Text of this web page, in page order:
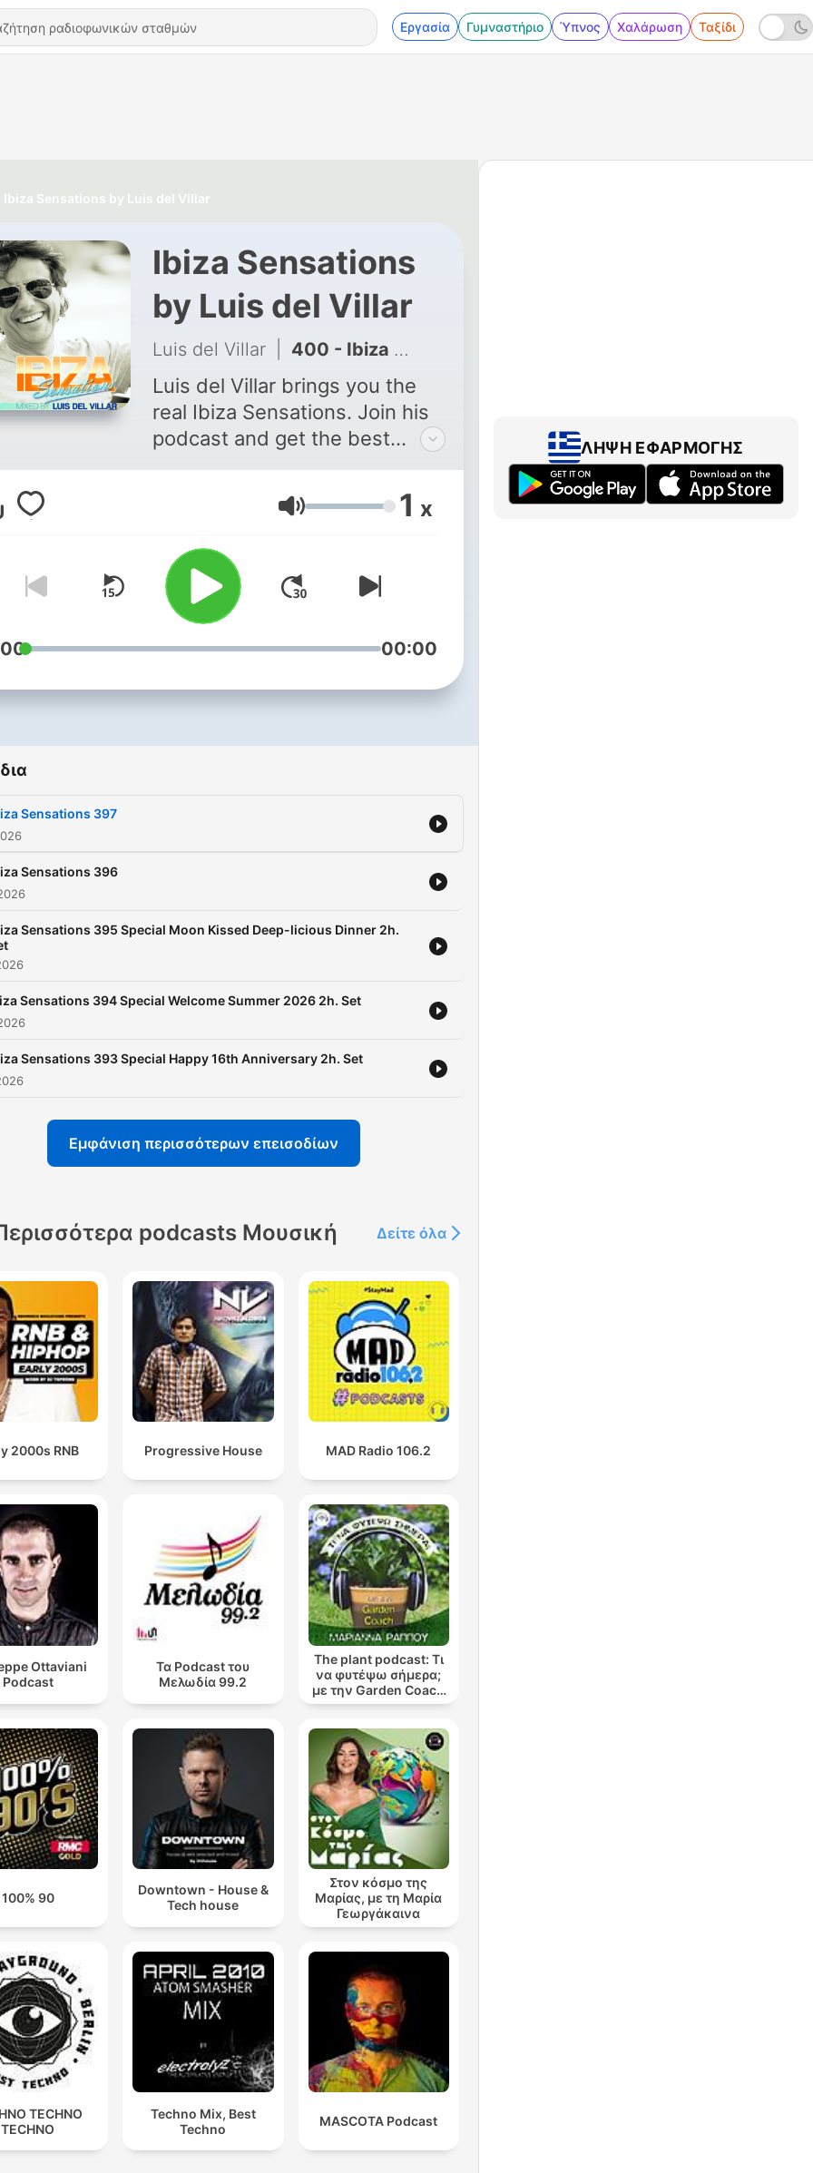
Εργασία Γυμναστήριο Ύπνος Χαλάρωση Ταξίδι
Ibiza Sensations by Luis del Villar
Ibiza Sensations
by Luis del Villar
Luis del Villar 400 - Ibiza Sensations 397
Luis del Villar brings you the
real Ibiza Sensations. Join his
podcast and get the best
deep, soulful and balearic
Ένταση 1 x
00:00
Sensations 397
Sensations 396
Sensations 395 Special Moon Kissed Deep-licious Dinner 2h.
Sensations 394 Special Welcome Summer 2026 2h. Set
Sensations 393 Special Happy 16th Anniversary 2h. Set
Εμφάνιση περισσότερων επεισοδίων
podcasts Μουσική Δείτε όλα
2000s RNB Progressive House MAD Radio 106.2
Ottaviani
Podcast
Τα Podcast του
Μελωδία 99.2
The plant podcast: Τι
να φυτέψω σήμερα;
με την Garden Coach
Μαριάννα Ράππου
100% 90
Downtown - House &
Tech house
Στον κόσμο της
Μαρίας, με τη Μαρία
Γεωργάκαινα
TECHNO
TECHNO
Techno Mix, Best
Techno
MASCOTA Podcast
ΛΉΨΗ ΕΦΑΡΜΟΓΉΣ